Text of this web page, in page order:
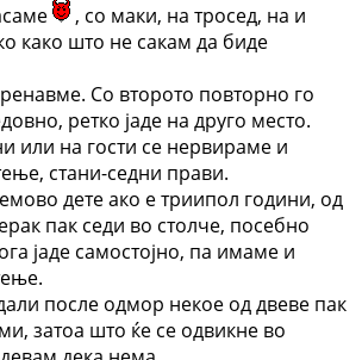
, со маки, на тросед, на и
како што не сакам да биде
Со второто повторно го
ретко јаде на друго место.
или на гости се нервираме и
стани-седни прави.
дете ако е триипол години, од
пак седи во столче, посебно
јаде самостојно, па имаме и
после одмор некое од двеве пак
затоа што ќе се одвикне во